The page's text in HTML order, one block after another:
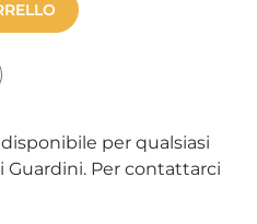
per qualsiasi
Per contattarci